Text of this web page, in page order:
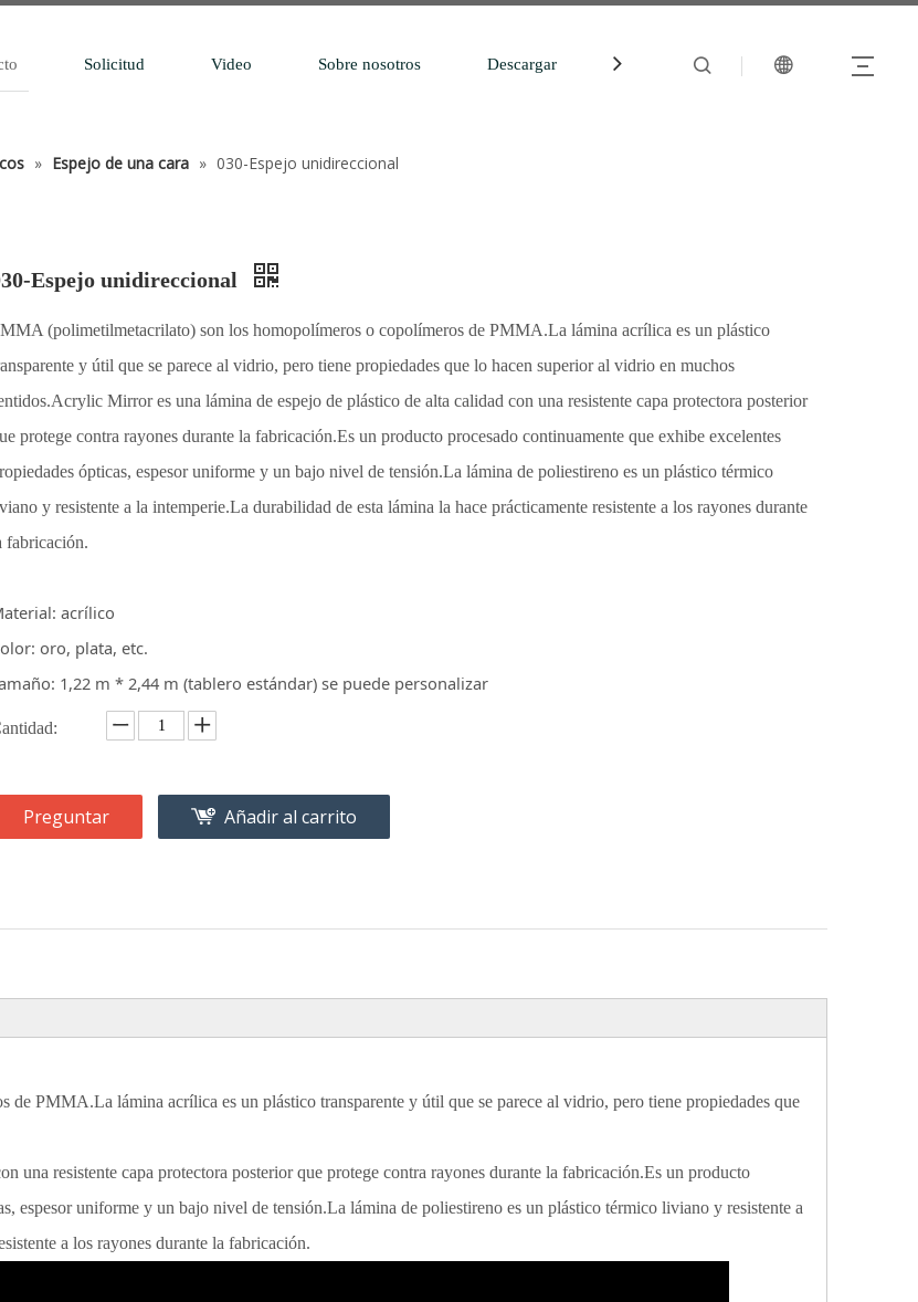
Solicitud Video Sobre nosotros Descargar
» Espejo de una cara » 030-Espejo unidireccional
Espejo unidireccional
(polimetilmetacrilato) son los homopolímeros o copolímeros de PMMA.La lámina acrílica es un plástico
y útil que se parece al vidrio, pero tiene propiedades que lo hacen superior al vidrio en muchos
Mirror es una lámina de espejo de plástico de alta calidad con una resistente capa protectora posterior
protege contra rayones durante la fabricación.Es un producto procesado continuamente que exhibe excelentes
ópticas, espesor uniforme y un bajo nivel de tensión.La lámina de poliestireno es un plástico térmico
y resistente a la intemperie.La durabilidad de esta lámina la hace prácticamente resistente a los rayones durante
fabricación.
acrílico
oro, plata, etc.
1,22 m * 2,44 m (tablero estándar) se puede personalizar
Preguntar Añadir al carrito
PMMA.La lámina acrílica es un plástico transparente y útil que se parece al vidrio, pero tiene propiedades que
una resistente capa protectora posterior que protege contra rayones durante la fabricación.Es un producto
espesor uniforme y un bajo nivel de tensión.La lámina de poliestireno es un plástico térmico liviano y resistente a
a los rayones durante la fabricación.